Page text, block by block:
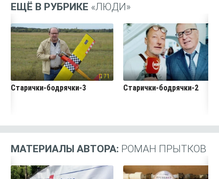
ЕЩЁ В РУБРИКЕ «ЛЮДИ»
71
Старички-бодрячки-3 Старички-бодрячки-2
МАТЕРИАЛЫ АВТОРА: РОМАН ПРЫТКОВ